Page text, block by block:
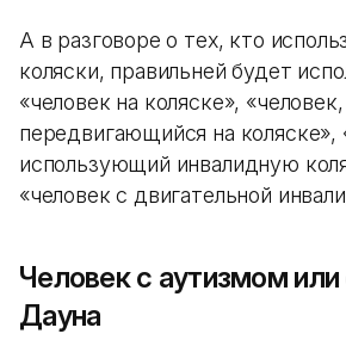
А в разговоре о тех, кто
коляски, правильней будет
«человек на коляске», «человек,
передвигающийся на коляске»,
использующий инвалидную
«человек с двигательной
Человек с аутизмом
Дауна